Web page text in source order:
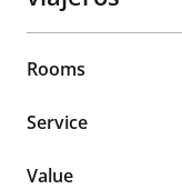
Rooms
Service
Value